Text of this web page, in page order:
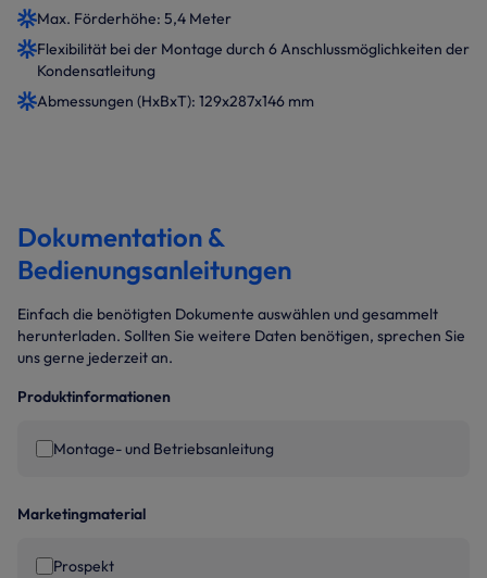
Max. Förderhöhe: 5,4 Meter
Flexibilität bei der Montage durch 6 Anschlussmöglichkeiten der
Kondensatleitung
Abmessungen (HxBxT): 129x287x146 mm
Dokumentation &
Bedienungsanleitungen
Einfach die benötigten Dokumente auswählen und gesammelt
herunterladen. Sollten Sie weitere Daten benötigen, sprechen Sie
uns gerne jederzeit an.
Produktinformationen
Montage- und Betriebsanleitung
Marketingmaterial
Prospekt